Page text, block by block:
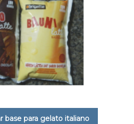
base para gelato italiano